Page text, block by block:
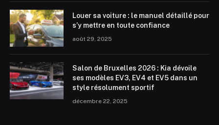
Louer sa voiture : le manuel détaillé pour
s’y mettre en toute confiance
août 29, 2025
Salon de Bruxelles 2026 : Kia dévoile
ses modèles EV3, EV4 et EV5 dans un
style résolument sportif
décembre 22, 2025